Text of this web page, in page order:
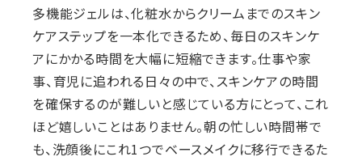
多機能ジェルは、化粧水からクリームまでのスキン
ケアステップを一本化できるため、毎日のスキンケ
アにかかる時間を大幅に短縮できます。仕事や家
事、育児に追われる日々の中で、スキンケアの時間
を確保するのが難しいと感じている方にとって、これ
ほど嬉しいことはありません。朝の忙しい時間帯で
も、洗顔後にこれ1つでベースメイクに移行できるた